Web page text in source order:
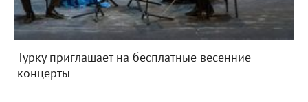
Турку приглашает на бесплатные весенние
концерты